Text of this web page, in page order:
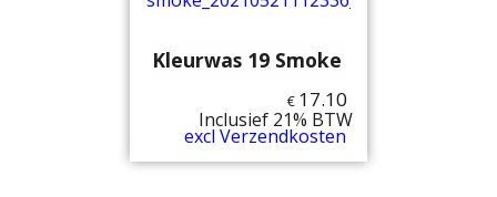
Kleurwas 19 Smoke
€ 17.10
Inclusief 21% BTW
excl Verzendkosten